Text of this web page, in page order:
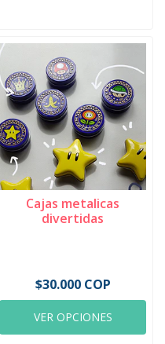
Cajas metalicas
divertidas
$30.000 COP
VER OPCIONES